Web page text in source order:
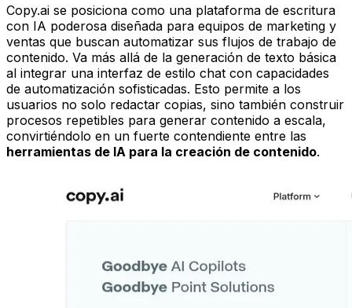
Copy.ai se posiciona como una plataforma de escritura
con IA poderosa diseñada para equipos de marketing y
ventas que buscan automatizar sus flujos de trabajo de
contenido. Va más allá de la generación de texto básica
al integrar una interfaz de estilo chat con capacidades
de automatización sofisticadas. Esto permite a los
usuarios no solo redactar copias, sino también construir
procesos repetibles para generar contenido a escala,
convirtiéndolo en un fuerte contendiente entre las
herramientas de IA para la creación de contenido.